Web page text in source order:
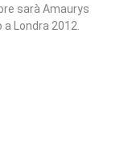
sarà Amaurys
Londra 2012.